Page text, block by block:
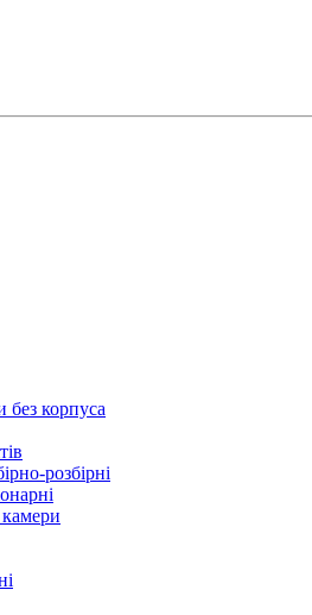
без корпуса
розбірні